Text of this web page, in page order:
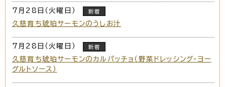
7月28日（火曜日） 新着
久慈育ち琥珀サーモンのうしお汁
7月28日（火曜日） 新着
久慈育ち琥珀サーモンのカルパッチョ（野菜ドレッシング・ヨー
グルトソース）